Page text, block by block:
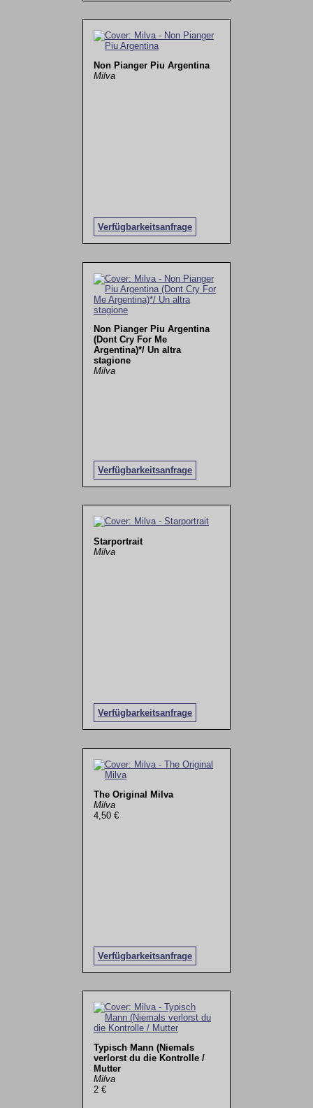
Non Pianger Piu Argentina
Milva
Verfügbarkeitsanfrage
Non Pianger Piu Argentina
(Dont Cry For Me
Argentina)*/ Un altra
stagione
Milva
Verfügbarkeitsanfrage
Starportrait
Milva
Verfügbarkeitsanfrage
The Original Milva
Milva
4,50 €
Verfügbarkeitsanfrage
Typisch Mann (Niemals
verlorst du die Kontrolle /
Mutter
Milva
2 €